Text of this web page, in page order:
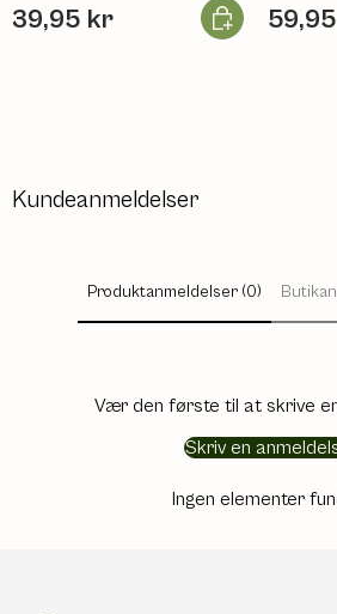
39,95 kr Læg i kurv
Kundeanmeldelser
Produktanmeldelser (0)
Vær den første til at skrive
Skriv en
Ingen elementer